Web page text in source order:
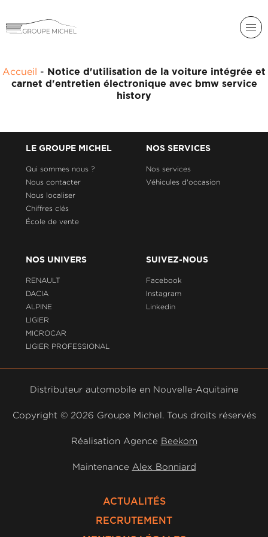
DACIA
MICROCAR
LIGIER
PROFESSIONAL
ACADÉMIE
HISTORIQUE
DU
GROUPE
ACTUALITÉS
Accueil - Notice d'utilisation de la voiture intégrée et
carnet d'entretien électronique avec bmw service
history
LE GROUPE MICHEL
Qui sommes nous ?
Nous contacter
Nous localiser
Chiffres clés
École de vente
NOS SERVICES
Nos services
Véhicules d'occasion
NOS UNIVERS
RENAULT
DACIA
ALPINE
LIGIER
MICROCAR
LIGIER PROFESSIONAL
SUIVEZ-NOUS
Facebook
Instagram
Linkedin
Distributeur automobile en Nouvelle-Aquitaine
Copyright © 2026 Groupe Michel. Tous droits réservés
Réalisation Agence Beekom
Maintenance Alex Bonniard
ACTUALITÉS
RECRUTEMENT